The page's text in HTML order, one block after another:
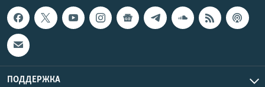
ПОДДЕРЖКА